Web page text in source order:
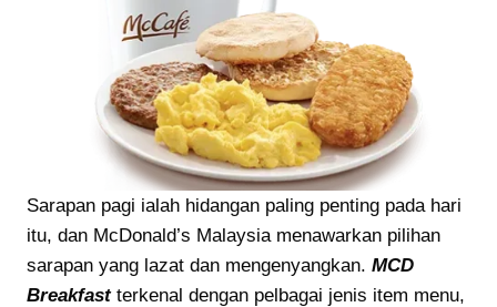
Sarapan pagi ialah hidangan paling penting pada hari
itu, dan McDonald’s Malaysia menawarkan pilihan
sarapan yang lazat dan mengenyangkan. MCD
Breakfastterkenal dengan pelbagai jenis item menu,